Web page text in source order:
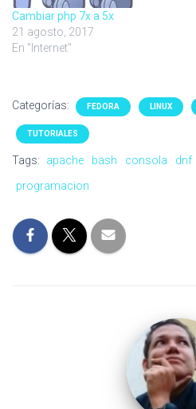
Cambiar php 7x a 5x
21 agosto, 2017
En "Internet"
Categorías: FEDORA LINUX
TUTORIALES
Tags: apache bash consola dnf
programacion